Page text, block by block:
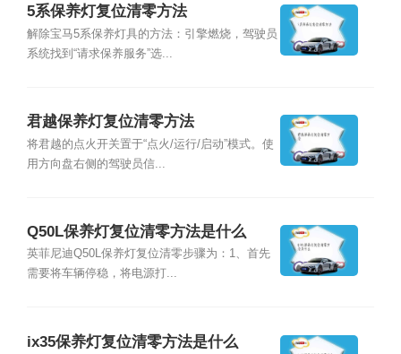
5系保养灯复位清零方法
解除宝马5系保养灯具的方法：引擎燃烧，驾驶员
系统找到“请求保养服务”选...
君越保养灯复位清零方法
将君越的点火开关置于“点火/运行/启动”模式。使
用方向盘右侧的驾驶员信...
Q50L保养灯复位清零方法是什么
英菲尼迪Q50L保养灯复位清零步骤为：1、首先
需要将车辆停稳，将电源打...
ix35保养灯复位清零方法是什么